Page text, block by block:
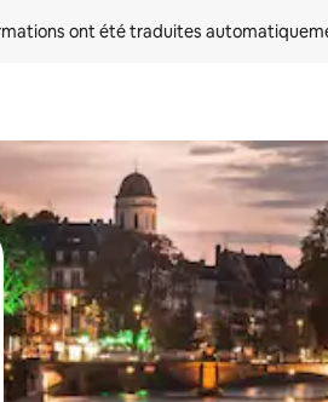
ont été traduites